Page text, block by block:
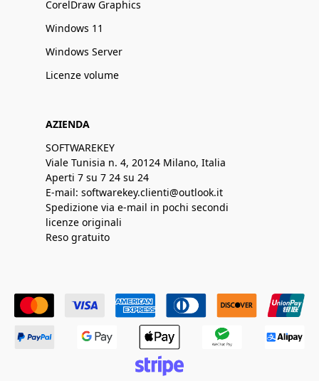
CorelDraw Graphics
Windows 11
Windows Server
Licenze volume
AZIENDA
SOFTWAREKEY
Viale Tunisia n. 4, 20124 Milano, Italia
Aperti 7 su 7 24 su 24
E-mail: softwarekey.clienti@outlook.it
Spedizione via e-mail in pochi secondi
licenze originali
Reso gratuito